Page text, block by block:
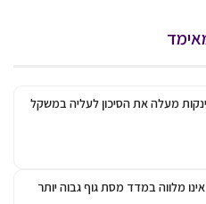
מעלה את הסיכון לעליה במשקל
מלווה במדד מסת גוף גבוה יותר